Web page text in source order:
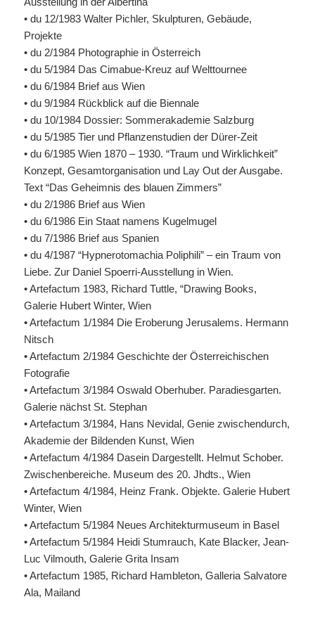
• du 12/1983 Walter Pichler, Skulpturen, Gebäude,
Projekte
• du 2/1984 Photographie in Österreich
• du 5/1984 Das Cimabue-Kreuz auf Welttournee
• du 6/1984 Brief aus Wien
• du 9/1984 Rückblick auf die Biennale
• du 10/1984 Dossier: Sommerakademie Salzburg
• du 5/1985 Tier und Pflanzenstudien der Dürer-Zeit
• du 6/1985 Wien 1870 – 1930. “Traum und Wirklichkeit”
Konzept, Gesamtorganisation und Lay Out der Ausgabe.
Text “Das Geheimnis des blauen Zimmers”
• du 2/1986 Brief aus Wien
• du 6/1986 Ein Staat namens Kugelmugel
• du 7/1986 Brief aus Spanien
• du 4/1987 “Hypnerotomachia Poliphili” – ein Traum von
Liebe. Zur Daniel Spoerri-Ausstellung in Wien.
• Artefactum 1983, Richard Tuttle, “Drawing Books,
Galerie Hubert Winter, Wien
• Artefactum 1/1984 Die Eroberung Jerusalems. Hermann
Nitsch
• Artefactum 2/1984 Geschichte der Österreichischen
Fotografie
• Artefactum 3/1984 Oswald Oberhuber. Paradiesgarten.
Galerie nächst St. Stephan
• Artefactum 3/1984, Hans Nevidal, Genie zwischendurch,
Akademie der Bildenden Kunst, Wien
• Artefactum 4/1984 Dasein Dargestellt. Helmut Schober.
Zwischenbereiche. Museum des 20. Jhdts., Wien
• Artefactum 4/1984, Heinz Frank. Objekte. Galerie Hubert
Winter, Wien
• Artefactum 5/1984 Neues Architekturmuseum in Basel
• Artefactum 5/1984 Heidi Stumrauch, Kate Blacker, Jean-
Luc Vilmouth, Galerie Grita Insam
• Artefactum 1985, Richard Hambleton, Galleria Salvatore
Ala, Mailand